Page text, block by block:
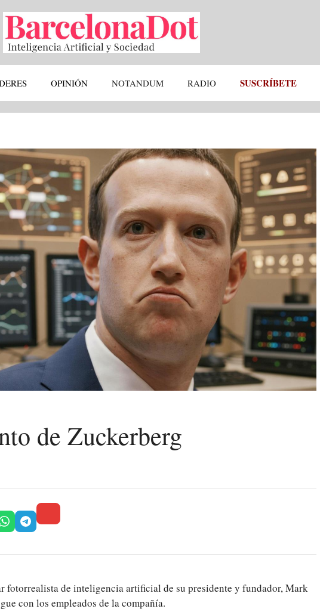
OPINIÓN NOTANDUM RADIO SUSCRÍBETE
de Zuckerberg
fotorrealista de inteligencia artificial de su presidente y fundador, Mark
con los empleados de la compañía.